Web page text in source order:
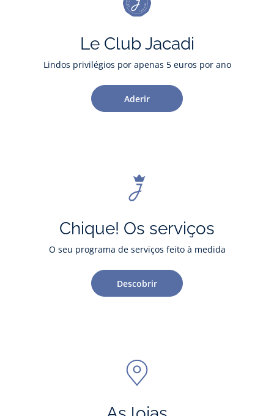
Le Club Jacadi
Lindos privilégios por apenas 5 euros por ano
Aderir
Chique! Os serviços
O seu programa de serviços feito à medida
Descobrir